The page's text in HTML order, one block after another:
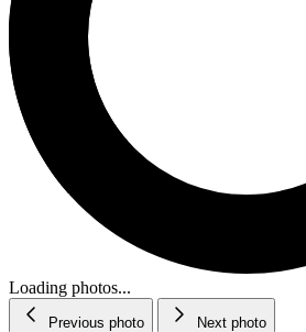
Loading photos...
Previous photo Next photo